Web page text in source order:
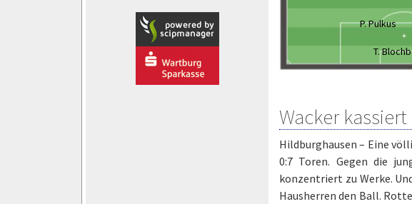
P. Pulkus
T.
Wacker
Hildburghausen – Eine
0:7 Toren. Gegen die
konzentriert zu Werke.
Hausherren den Ball.